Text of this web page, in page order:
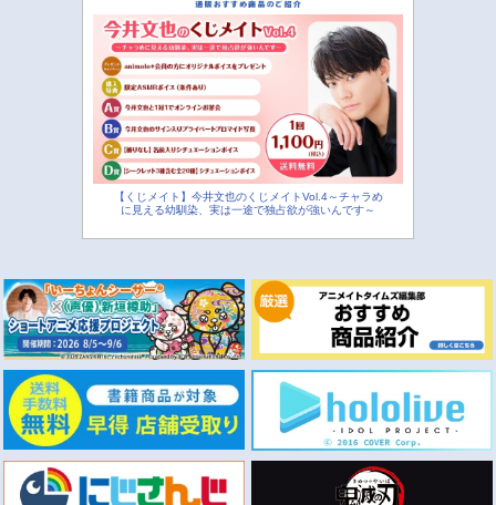
【くじメイト】今井文也のくじメイトVol.4～チャラめ
に見える幼馴染、実は一途で独占欲が強いんです～